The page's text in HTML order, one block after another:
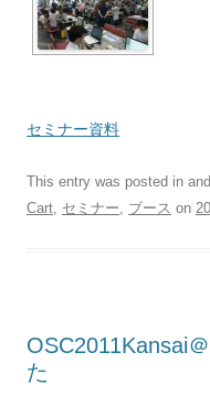
セミナー資料
This entry was posted in
Cart, セミナー, ブース on
OSC2011Kansai
た